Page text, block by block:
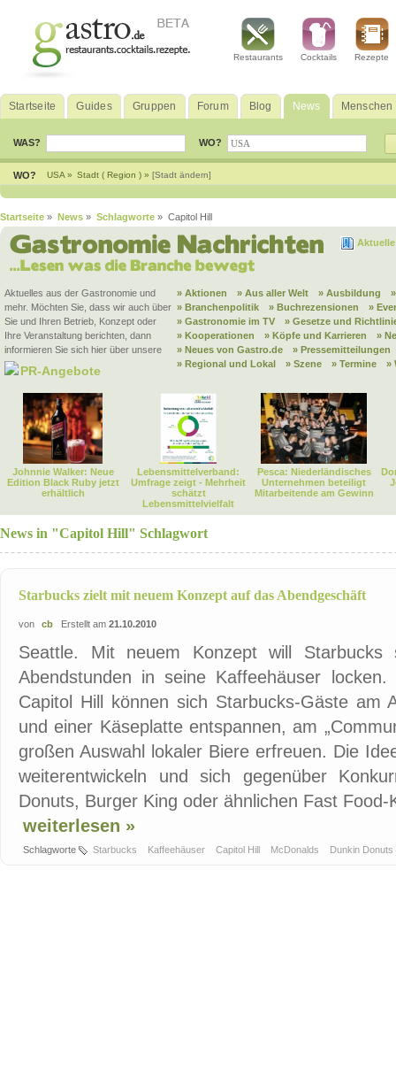
Restaurants Cocktails Rezepte
Startseite Guides Gruppen Forum Blog News Menschen
WAS? WO?
WO? USA » Stadt ( Region ) » [Stadt ändern]
Startseite » News » Schlagworte » Capitol Hill
Aktuelles aus der Gastronomie und
mehr. Möchten Sie, dass wir auch über
Sie und Ihren Betrieb, Konzept oder
Ihre Veranstaltung berichten, dann
informieren Sie sich hier über unsere
PR-Angebote
» Aktionen » Aus aller Welt » Ausbildung
» Branchenpolitik
» Buchrezensionen
»
» Gastronomie im TV
» Gesetze und
» Kooperationen
» Köpfe und Karrieren
»
» Neues von Gastro.de
» Pressemitteilungen
» Regional und Lokal
» Szene » Termine »
Johnnie Walker: Neue
Edition Black Ruby jetzt
erhältlich
Lebensmittelverband:
Umfrage zeigt - Mehrheit
schätzt
Lebensmittelvielfalt
Pesca: Niederländisches
Unternehmen beteiligt
Mitarbeitende am Gewinn
News in "Capitol Hill" Schlagwort
Starbucks zielt mit neuem Konzept auf das Abendgeschäft
von cb Erstellt am 21.10.2010
Seattle. Mit neuem Konzept will
Abendstunden in seine Kaffeehäuser
Capitol Hill können sich Starbucks-Gäste am
und einer Käseplatte entspannen, am
großen Auswahl lokaler Biere erfreuen. Die
weiterentwickeln und sich gegenüber
Donuts, Burger King oder ähnlichen Fast
weiterlesen »
Schlagworte Starbucks Kaffeehäuser Capitol Hill McDonalds Dunkin Donuts